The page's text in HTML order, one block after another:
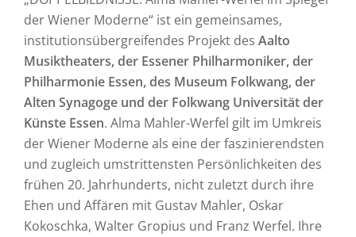
der Wiener Moderne“ ist ein gemeinsames,
institutionsübergreifendes Projekt des Aalto
Musiktheaters, der Essener Philharmoniker, der
Philharmonie Essen, des Museum Folkwang, der
Alten Synagoge und der Folkwang Universität der
Künste Essen. Alma Mahler-Werfel gilt im Umkreis
der Wiener Moderne als eine der faszinierendsten
und zugleich umstrittensten Persönlichkeiten des
frühen 20. Jahrhunderts, nicht zuletzt durch ihre
Ehen und Affären mit Gustav Mahler, Oskar
Kokoschka, Walter Gropius und Franz Werfel. Ihre